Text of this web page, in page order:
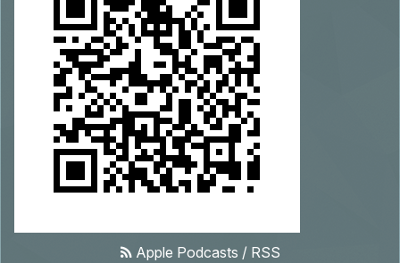
Apple Podcasts / RSS